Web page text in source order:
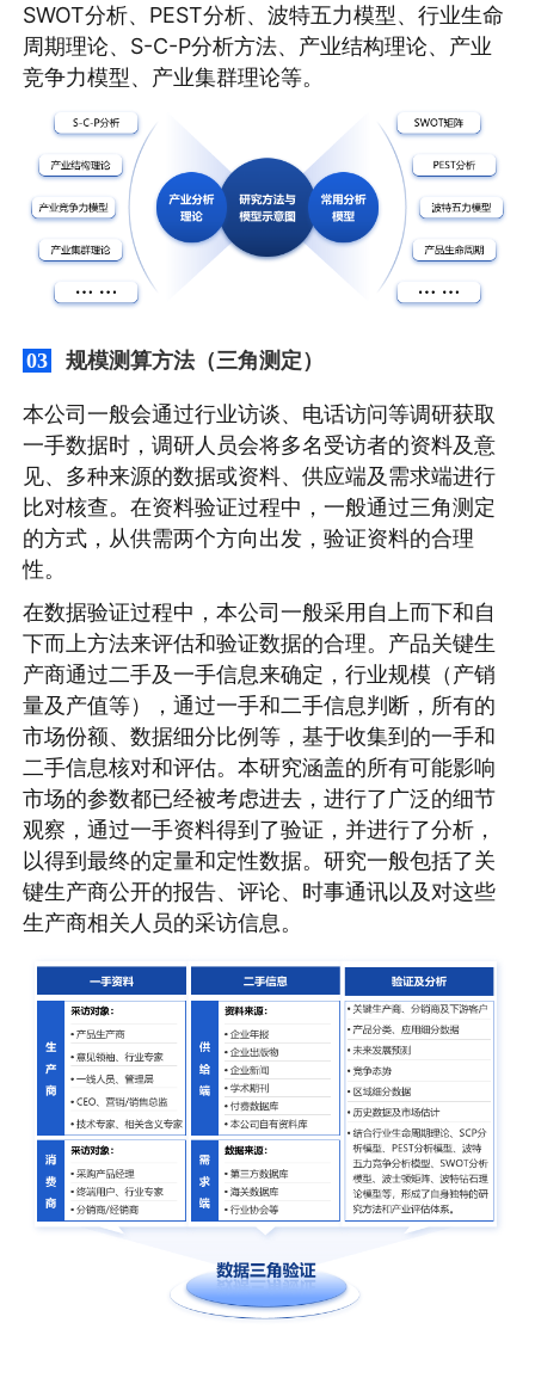
SWOT分析、PEST分析、波特五力模型、行业生命
周期理论、S-C-P分析方法、产业结构理论、产业
竞争力模型、产业集群理论等。
03 规模测算方法（三角测定）
本公司一般会通过行业访谈、电话访问等调研获取
一手数据时，调研人员会将多名受访者的资料及意
见、多种来源的数据或资料、供应端及需求端进行
比对核查。在资料验证过程中，一般通过三角测定
的方式，从供需两个方向出发，验证资料的合理
性。
在数据验证过程中，本公司一般采用自上而下和自
下而上方法来评估和验证数据的合理。产品关键生
产商通过二手及一手信息来确定，行业规模（产销
量及产值等），通过一手和二手信息判断，所有的
市场份额、数据细分比例等，基于收集到的一手和
二手信息核对和评估。本研究涵盖的所有可能影响
市场的参数都已经被考虑进去，进行了广泛的细节
观察，通过一手资料得到了验证，并进行了分析，
以得到最终的定量和定性数据。研究一般包括了关
键生产商公开的报告、评论、时事通讯以及对这些
生产商相关人员的采访信息。